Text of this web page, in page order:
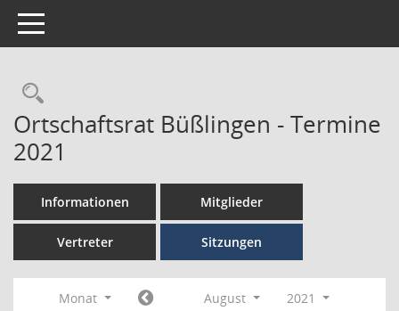
Toggle navigation
Ortschaftsrat Büßlingen - Termine
2021
Informationen Mitglieder
Vertreter Sitzungen
Monat August
2021